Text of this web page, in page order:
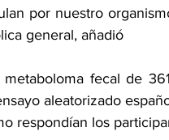
por nuestro
general, añadió
fecal de
aleatorizado
respondían los